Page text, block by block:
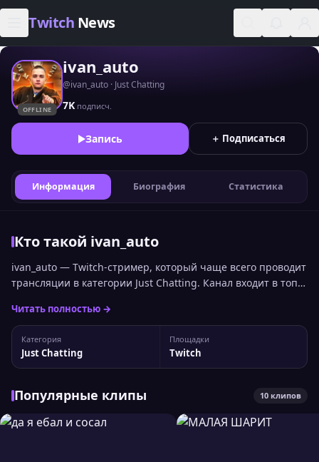
Skip to content
Twitch News
OFFLINE
ivan_auto
@ivan_auto · Just Chatting
7K подписч.
Запись ＋ Подписаться
Информация Биография Статистика
Кто такой ivan_auto
ivan_auto — Twitch-стример, который чаще всего проводит
трансляции в категории Just Chatting. Канал входит в топ
аудитории и занимает 2022 место. Статистика канала
ivan_auto На Twitch у стримера 6 957 подписчиков, а
максимальный пик трансляции достигал 352
одновременных зрителей. Вы можете...
Читать полностью →
Категория
Just Chatting
Площадки
Twitch
Популярные клипы 10 клипов